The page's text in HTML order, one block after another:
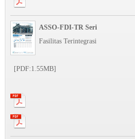
ASSO-FDI-TR Seri
Fasilitas Terintegrasi
[PDF:1.55MB]